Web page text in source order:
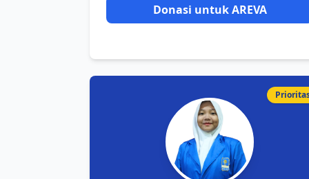
Donasi untuk AREVA